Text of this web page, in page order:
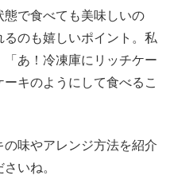
態で食べても美味しいの
のも嬉しいポイント。私
あ！冷凍庫にリッチケー
キのようにして食べるこ
味やアレンジ方法を紹介
いね。